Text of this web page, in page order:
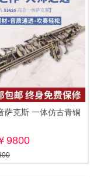
萨克斯 一体仿古青铜
9800